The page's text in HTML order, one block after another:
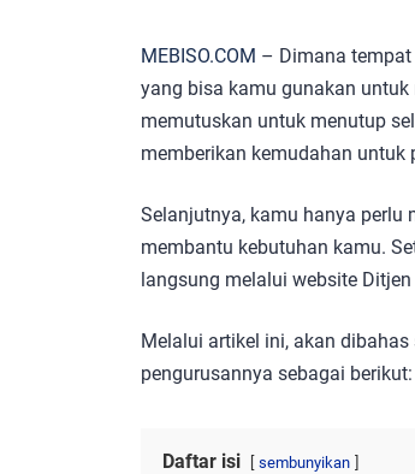
MEBISO.COM – Dimana
yang bisa kamu gunakan untuk
memutuskan untuk menutup
memberikan kemudahan untuk
Selanjutnya, kamu hanya perlu
membantu kebutuhan kamu.
langsung melalui website
Melalui artikel ini, akan
pengurusannya sebagai berikut:
Daftar isi sembunyikan